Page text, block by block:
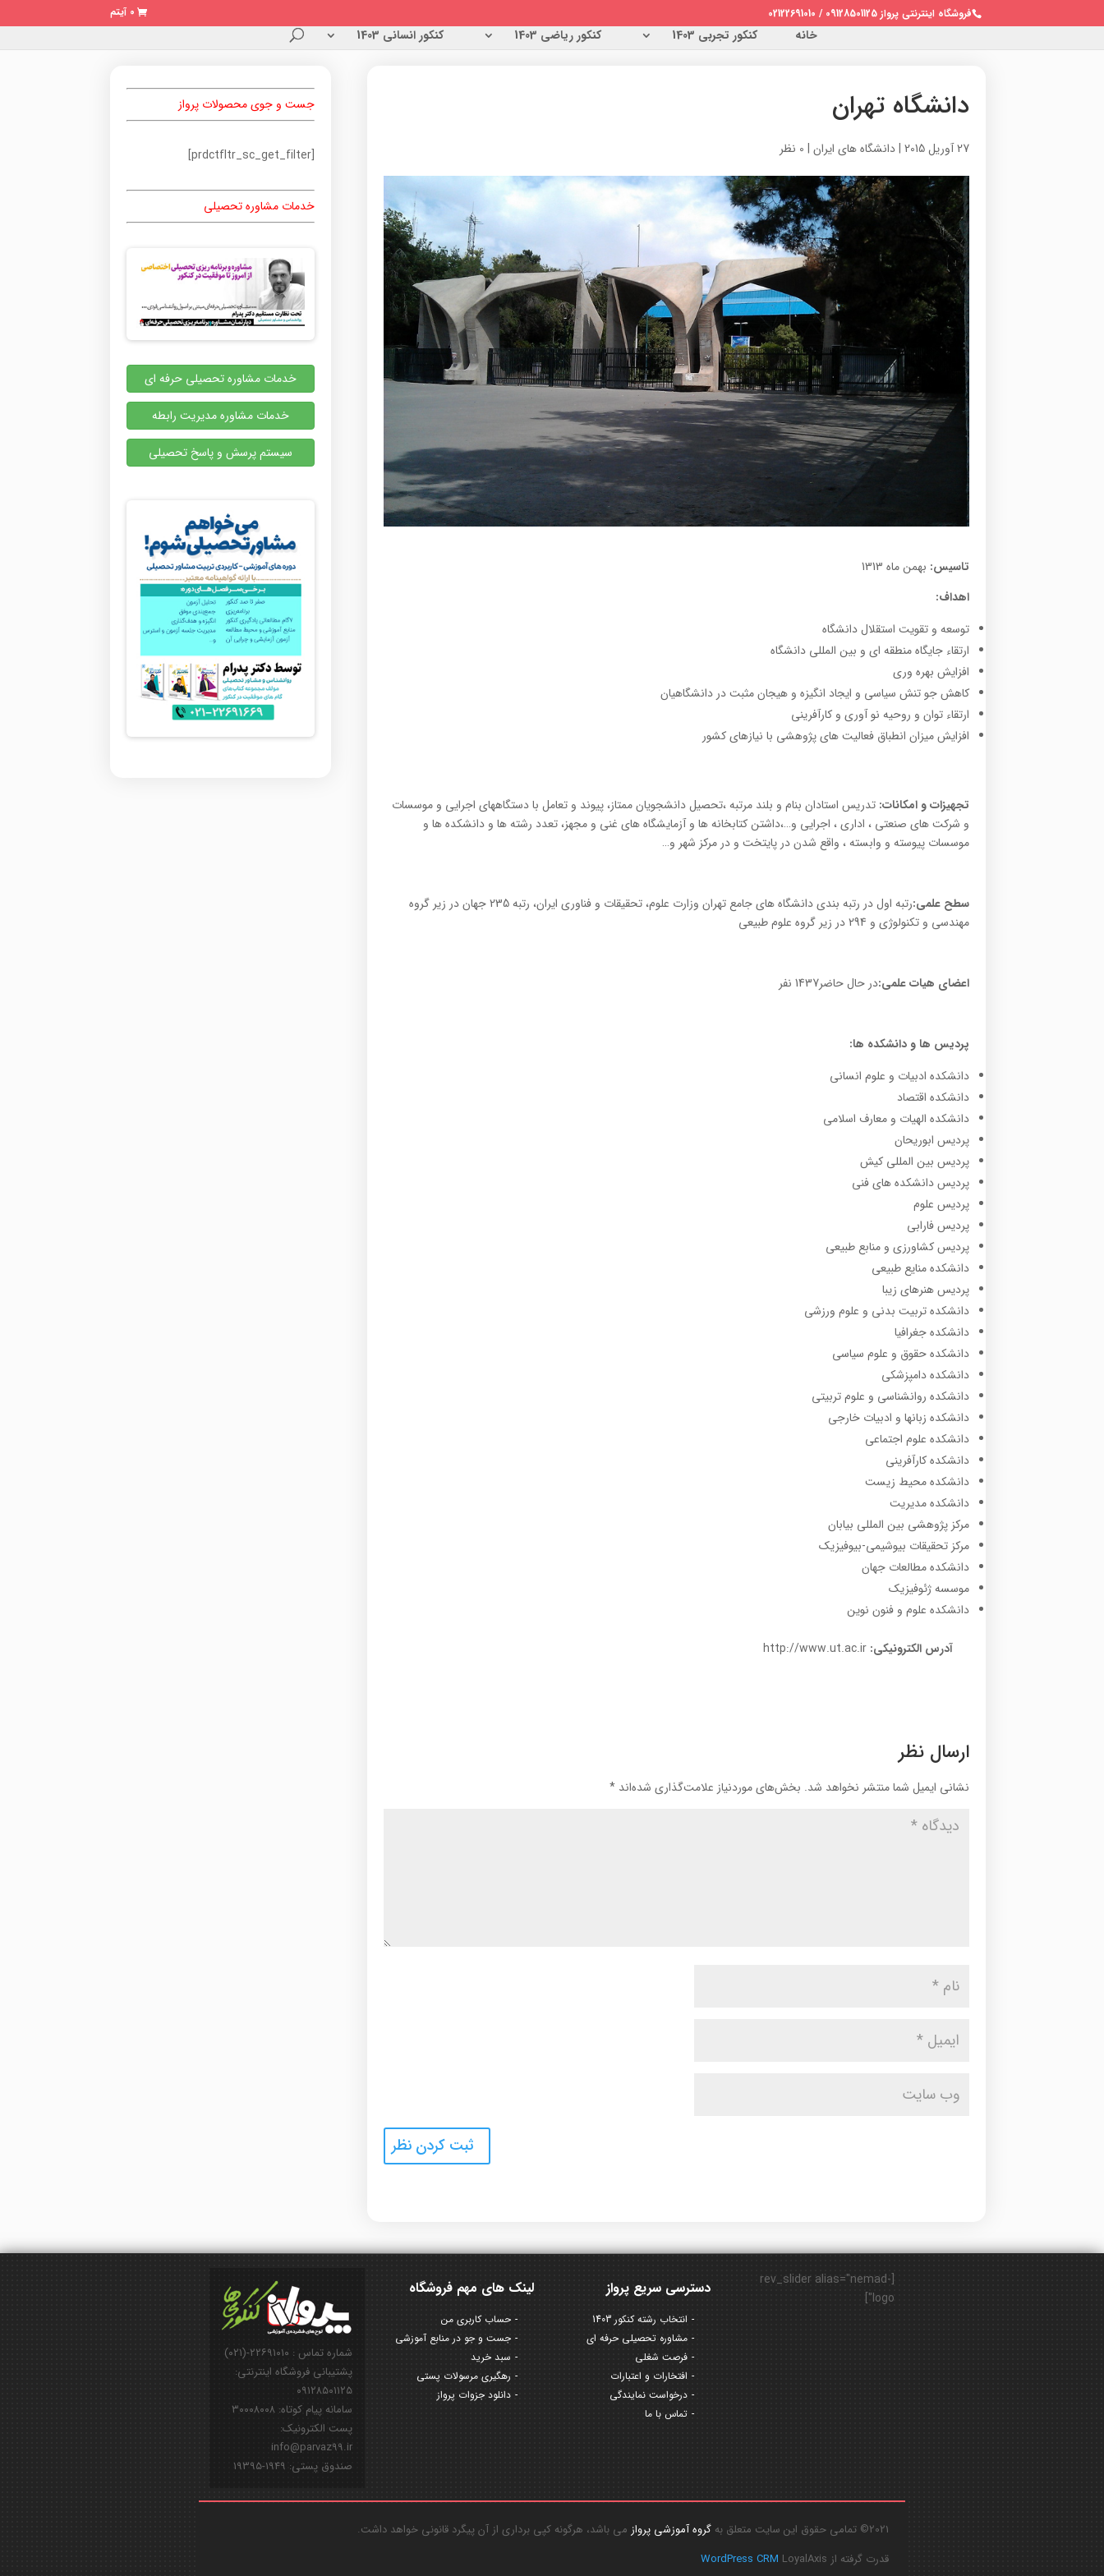
فروشگاه اینترنتی پرواز 09128501125 / 02122691010 0 آیتم
خانه کنکور تجربی 1403 کنکور ریاضی 1403 کنکور انسانی 1403
دانشگاه تهران
27 آوریل 2015 |دانشگاه های ایران | 0 نظر
تاسیس: بهمن ماه 1313
اهداف:
توسعه و تقویت استقلال دانشگاه
ارتقاء جایگاه منطقه ای و بین المللی دانشگاه
افزایش بهره وری
کاهش جو تنش سیاسی و ایجاد انگیزه و هیجان مثبت در دانشگاهیان
ارتقاء توان و روحیه نو آوری و کارآفرینی
افزایش میزان انطباق فعالیت های پژوهشی با نیازهای کشور
تجهیزات و امکانات: تدریس استادان بنام و بلند مرتبه ،تحصیل دانشجویان ممتاز، پیوند و تعامل با دستگاههای اجرایی و موسسات
و شرکت های صنعتی ، اداری ، اجرایی و…،داشتن کتابخانه ها و آزمایشگاه های غنی و مجهز، تعدد رشته ها و دانشکده ها و
موسسات پیوسته و وابسته ، واقع شدن در پایتخت و در مرکز شهر و…
سطح علمی:
رتبه اول در رتبه بندی دانشگاه های جامع تهران وزارت علوم، تحقیقات و فناوری ایران، رتبه 235 جهان در زیر گروه
مهندسی و تکنولوژی و 294 در زیر گروه علوم طبیعی
اعضای هیات علمی:در حال حاضر1437 نفر
پردیس ها و دانشکده ها:
دانشکده ادبیات و علوم انسانی
دانشکده اقتصاد
دانشکده الهیات و معارف اسلامی
پردیس ابوریحان
پردیس بین المللی کیش
پردیس دانشکده های فنی
پردیس علوم
پردیس فارابی
پردیس کشاورزی و منابع طبیعی
دانشکده منایع طبیعی
پردیس هنرهای زیبا
دانشکده تربیت بدنی و علوم ورزشی
دانشکده جغرافیا
دانشکده حقوق و علوم سیاسی
دانشکده دامپزشکی
دانشکده روانشناسی و علوم تربیتی
دانشکده زبانها و ادبیات خارجی
دانشکده علوم اجتماعی
دانشکده کارآفرینی
دانشکده محیط زیست
دانشکده مدیریت
مرکز پژوهشی بین المللی بیابان
مرکز تحقیقات بیوشیمی-بیوفیزیک
دانشکده مطالعات جهان
موسسه ژئوفیزیک
دانشکده علوم و فنون نوین
آدرس الکترونیکی: http://www.ut.ac.ir
ارسال نظر
نشانی ایمیل شما منتشر نخواهد شد. بخش‌های موردنیاز علامت‌گذاری شده‌اند*
جست و جوی محصولات پرواز
[prdctfltr_sc_get_filter]
خدمات مشاوره تحصیلی
خدمات مشاوره تحصیلی حرفه ای
خدمات مشاوره مدیریت رابطه
سیستم پرسش و پاسخ تحصیلی
شماره تماس : ۲۲۶۹۱۰۱۰-(۰۲۱)
پشتیبانی فروشگاه اینترنتی:
۰۹۱۲۸۵۰۱۱۲۵
سامانه پیام کوتاه: ۳۰۰۰۸۰۰۸
پست الکترونیک:
info@parvaz99.ir
صندوق پستی: ۱۹۴۹-۱۹۳۹۵
لینک های مهم فروشگاه
حساب کاربری من
جست و جو در منابع آموزشی
سبد خرید
رهگیری مرسولات پستی
دانلود جزوات پرواز
دسترسی سریع پرواز
انتخاب رشته کنکور 1403
مشاوره تحصیلی حرفه ای
فرصت شغلی
افتخارات و اعتبارات
درخواست نمایندگی
تماس با ما
[rev_slider alias="nemad-
logo"]
2021© تمامی حقوق این سایت متعلق به گروه آموزشی پرواز می باشد، هرگونه کپی برداری از آن پیگرد قانونی خواهد داشت.
قدرت گرفته از
WordPress CRM LoyalAxis